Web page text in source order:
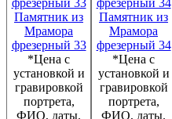
Памятник из
Мрамора
фрезерный 33
*Цена с
установкой и
гравировкой
портрета,
ФИО, даты.
Памятник из
Мрамора
фрезерный 34
*Цена с
установкой и
гравировкой
портрета,
ФИО, даты.